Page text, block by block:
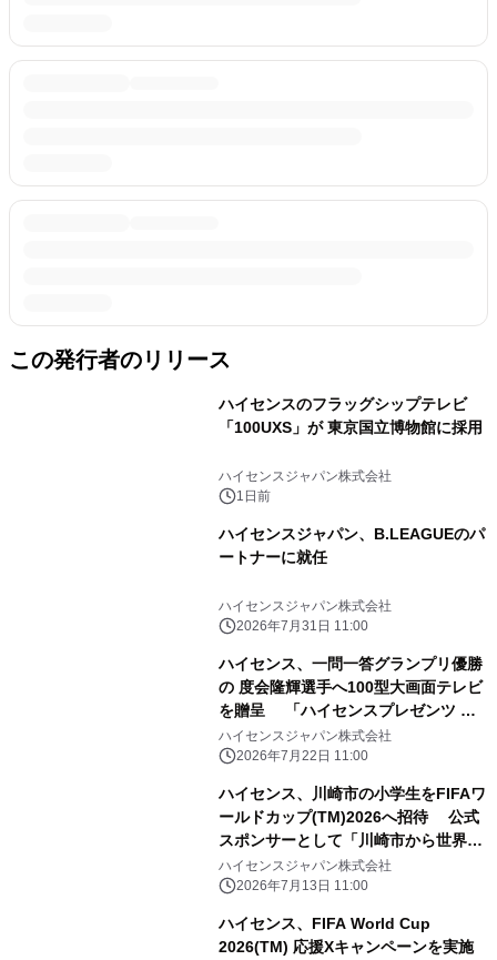
この発行者のリリース
ハイセンスのフラッグシップテレビ
「100UXS」が 東京国立博物館に採用
ハイセンスジャパン株式会社
1日前
ハイセンスジャパン、B.LEAGUEのパ
ートナーに就任
ハイセンスジャパン株式会社
2026年7月31日 11:00
ハイセンス、一問一答グランプリ優勝
の 度会隆輝選手へ100型大画面テレビ
を贈呈 「ハイセンスプレゼンツ 横
浜DeNAベイスターズのここだけの話
2026」 チャレンジ企画で見事優勝
ハイセンスジャパン株式会社
2026年7月22日 11:00
ハイセンス、川崎市の小学生をFIFAワ
ールドカップ(TM)2026へ招待 公式
スポンサーとして「川崎市から世界
へ」を実施
ハイセンスジャパン株式会社
2026年7月13日 11:00
ハイセンス、FIFA World Cup
2026(TM) 応援Xキャンペーンを実施